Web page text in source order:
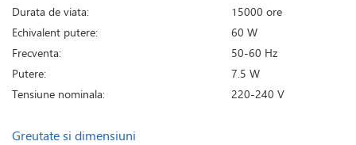
Durata de viata:
15000 ore
Echivalent putere:
60 W
Frecventa:
50-60 Hz
Putere:
7.5 W
Tensiune nominala:
220-240 V
Greutate si dimensiuni